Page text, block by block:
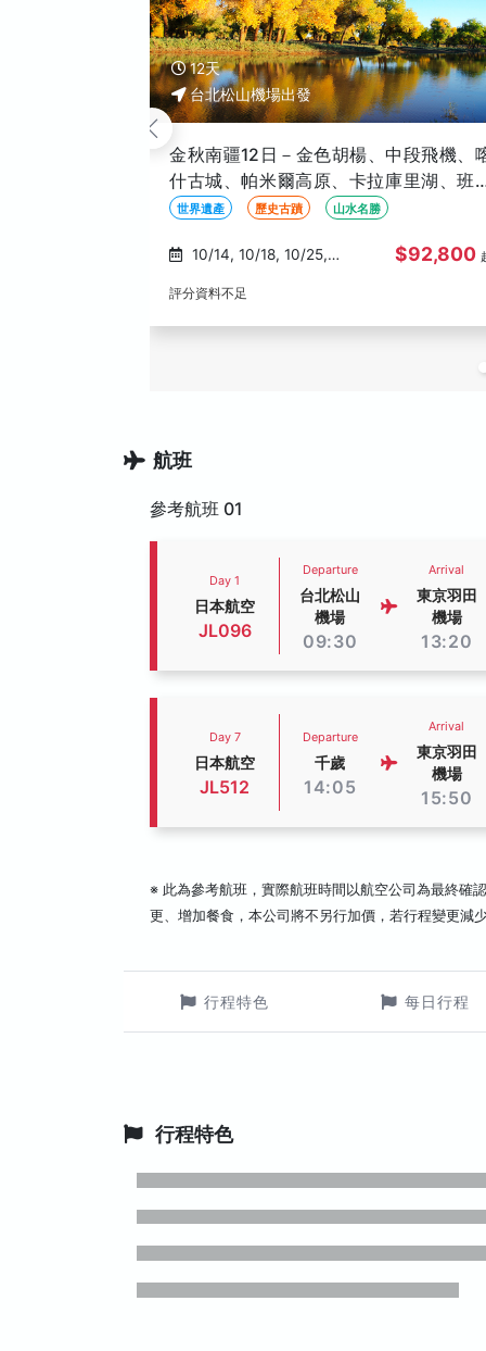
8天
台北松山機場出發
哈爾濱冰雪節８日－東北雪鄉、冰雪大
界、俄羅斯風情、伏爾加莊園、吉林霧
島、鏡泊湖冬捕、冰雪畫廊(文化參訪)
自然生態 節慶祭典 冬季限定
12/20, 12/24, 12/28 $53,900
評分資料不足
航班
參考航班 01
Day 1
日本航空
JL096
Departure
台北松山
機場
09:30
Arrival
東京羽田
機場
13:20
Day 7
日本航空
JL512
Departure
千歲
14:05
Arrival
東京羽田
機場
15:50
※ 此為參考航班，實際航班時間以航空公司為最終確
更、增加餐食，本公司將不另行加價，若行程變更減
行程特色 每日行程
行程特色